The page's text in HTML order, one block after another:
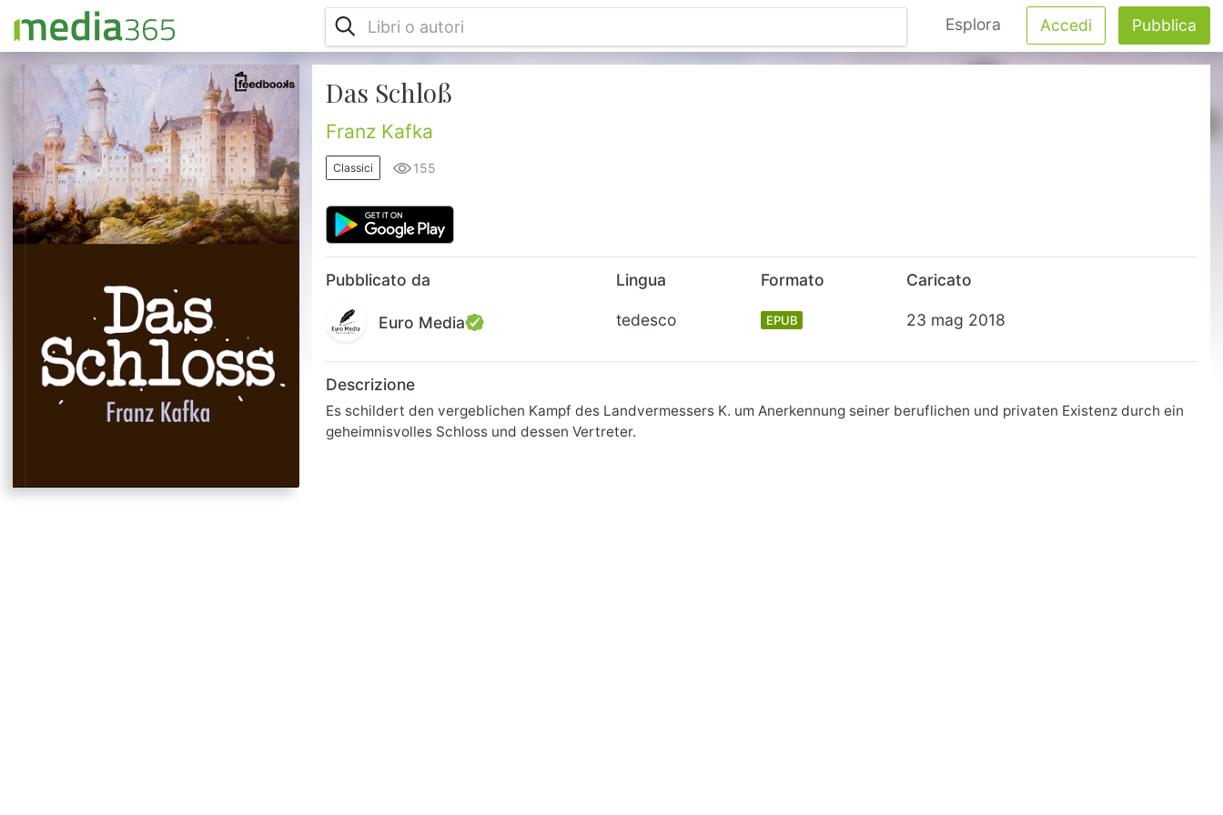
Esplora Accedi Pubblica
Es schildert den vergeblichen Kampf des
Landvermessers K. um Anerkennung seiner
beruflichen und privaten Existenz durch ein
geheimnisvolles Schloss und dessen
Vertreter....
Das Schloß
Franz Kafka
Classici 155
Pubblicato da
Euro Media
Lingua
tedesco
Formato
EPUB
Caricato
23 mag 2018
Descrizione
Es schildert den vergeblichen Kampf des Landvermessers K. um Anerkennung seiner beruflichen und privaten Existenz durch ein
geheimnisvolles Schloss und dessen Vertreter.